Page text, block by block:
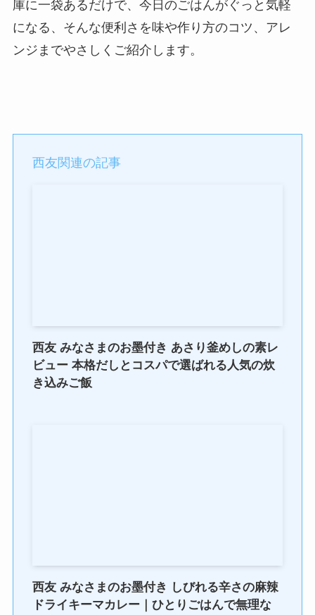
庫に一袋あるだけで、今日のごはんがぐっと気軽
になる、そんな便利さを味や作り方のコツ、アレ
ンジまでやさしくご紹介します。
西友関連の記事
西友 みなさまのお墨付き あさり釜めしの素レ
ビュー 本格だしとコスパで選ばれる人気の炊
き込みご飯
西友 みなさまのお墨付き しびれる辛さの麻辣
ドライキーマカレー｜ひとりごはんで無理な